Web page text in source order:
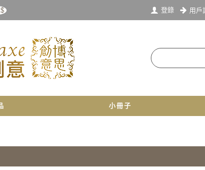
登錄 用戶
小冊子